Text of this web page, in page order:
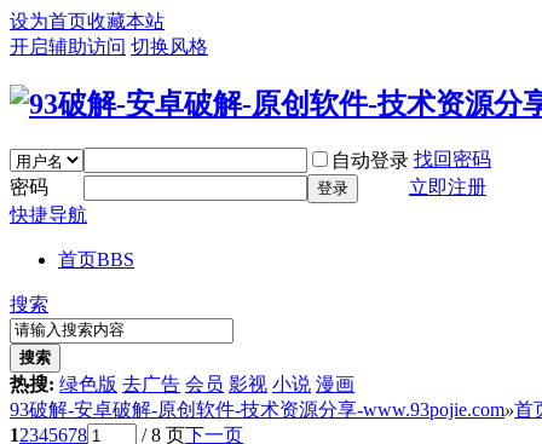
设为首页收藏本站
开启辅助访问 切换风格
自动登录 找回密码
密码
登录
立即注册
快捷导航
首页BBS
搜索
搜索
热搜: 绿色版 去广告 会员 影视 小说 漫画
93破解-安卓破解-原创软件-技术资源分享-www.93pojie.com»首
12345678 / 8 页下一页